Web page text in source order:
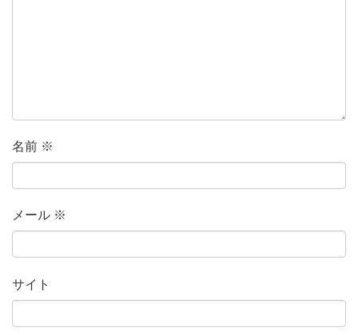
名前 ※
メール ※
サイト